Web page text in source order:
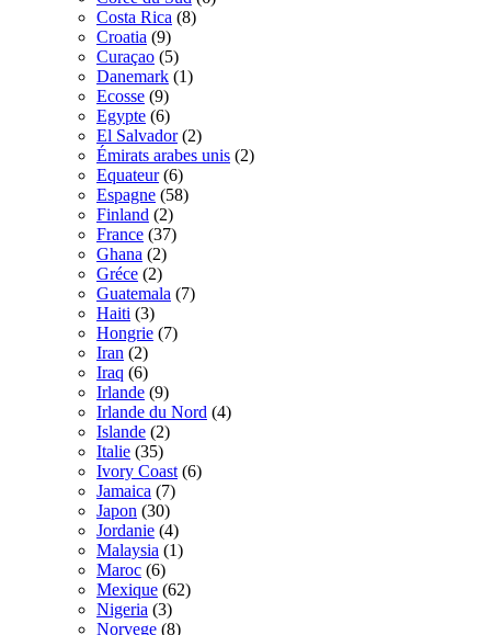
Costa Rica (8)
Croatia (9)
Curaçao (5)
Danemark (1)
Ecosse (9)
Egypte (6)
El Salvador (2)
Émirats arabes unis (2)
Equateur (6)
Espagne (58)
Finland (2)
France (37)
Ghana (2)
Gréce (2)
Guatemala (7)
Haiti (3)
Hongrie (7)
Iran (2)
Iraq (6)
Irlande (9)
Irlande du Nord (4)
Islande (2)
Italie (35)
Ivory Coast (6)
Jamaica (7)
Japon (30)
Jordanie (4)
Malaysia (1)
Maroc (6)
Mexique (62)
Nigeria (3)
Norvege (8)